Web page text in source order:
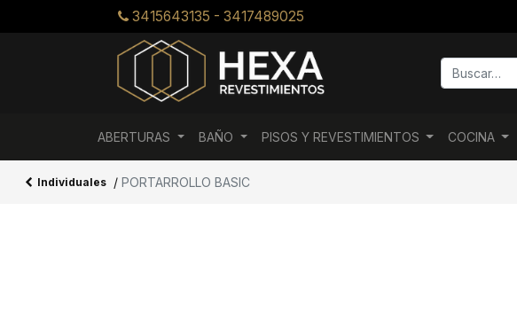
3415643135 - 3417489025
ABERTURAS BAÑO PISOS Y REVESTIMIENTOS COCINA
Individuales / PORTARROLLO BASIC